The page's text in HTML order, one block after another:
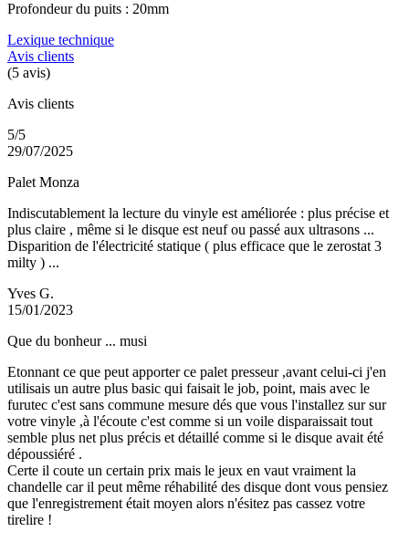
Profondeur du puits : 20mm
Lexique technique
Avis clients
(5 avis)
Avis clients
5/5
29/07/2025
Palet Monza
Indiscutablement la lecture du vinyle est améliorée : plus précise et
plus claire , même si le disque est neuf ou passé aux ultrasons ...
Disparition de l'électricité statique ( plus efficace que le zerostat 3
milty ) ...
Yves G.
15/01/2023
Que du bonheur ... musi
Etonnant ce que peut apporter ce palet presseur ,avant celui-ci j'en
utilisais un autre plus basic qui faisait le job, point, mais avec le
furutec c'est sans commune mesure dés que vous l'installez sur sur
votre vinyle ,à l'écoute c'est comme si un voile disparaissait tout
semble plus net plus précis et détaillé comme si le disque avait été
dépoussiéré .
Certe il coute un certain prix mais le jeux en vaut vraiment la
chandelle car il peut même réhabilité des disque dont vous pensiez
que l'enregistrement était moyen alors n'ésitez pas cassez votre
tirelire !